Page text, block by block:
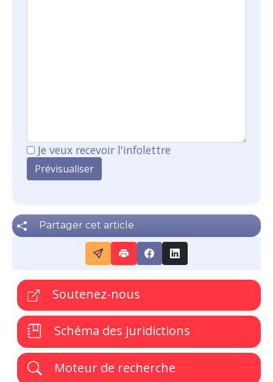
Je veux recevoir l'infolettre
Partager cet article
Soutenez-nous
Schéma des juridictions
Moteur de recherche